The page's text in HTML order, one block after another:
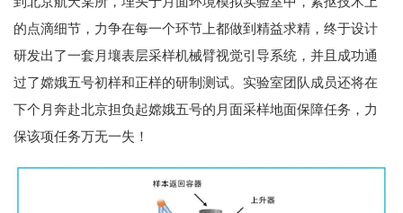
的点滴细节，力争在每一个环节上都做到精益求精，终于设计
研发出了一套月壤表层采样机械臂视觉引导系统，并且成功通
过了嫦娥五号初样和正样的研制测试。实验室团队成员还将在
下个月奔赴北京担负起嫦娥五号的月面采样地面保障任务，力
保该项任务万无一失！